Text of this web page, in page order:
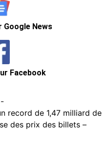
Google News
Facebook
record de 1,47 milliard de
des prix des billets –